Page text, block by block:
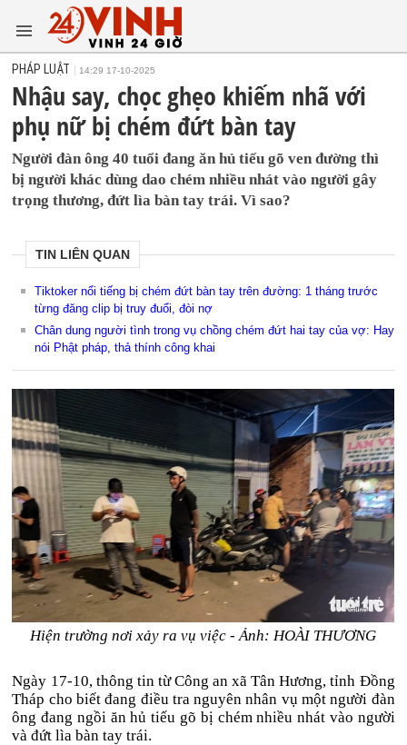
PHÁP LUẬT 14:29 17-10-2025
Nhậu say, chọc ghẹo khiếm nhã với
phụ nữ bị chém đứt bàn tay
Người đàn ông 40 tuổi đang ăn hủ tiếu gõ ven đường thì
bị người khác dùng dao chém nhiều nhát vào người gây
trọng thương, đứt lìa bàn tay trái. Vì sao?
TIN LIÊN QUAN
Tiktoker nổi tiếng bị chém đứt bàn tay trên đường: 1 tháng trước
từng đăng clip bị truy đuổi, đòi nợ
Chân dung người tình trong vụ chồng chém đứt hai tay của vợ: Hay
nói Phật pháp, thả thính công khai
Hiện trường nơi xảy ra vụ việc - Ảnh: HOÀI THƯƠNG
Ngày 17-10, thông tin từ Công an xã Tân Hương, tỉnh Đồng
Tháp cho biết đang điều tra nguyên nhân vụ một người đàn
ông đang ngồi ăn hủ tiếu gõ bị chém nhiều nhát vào người
và đứt lìa bàn tay trái.